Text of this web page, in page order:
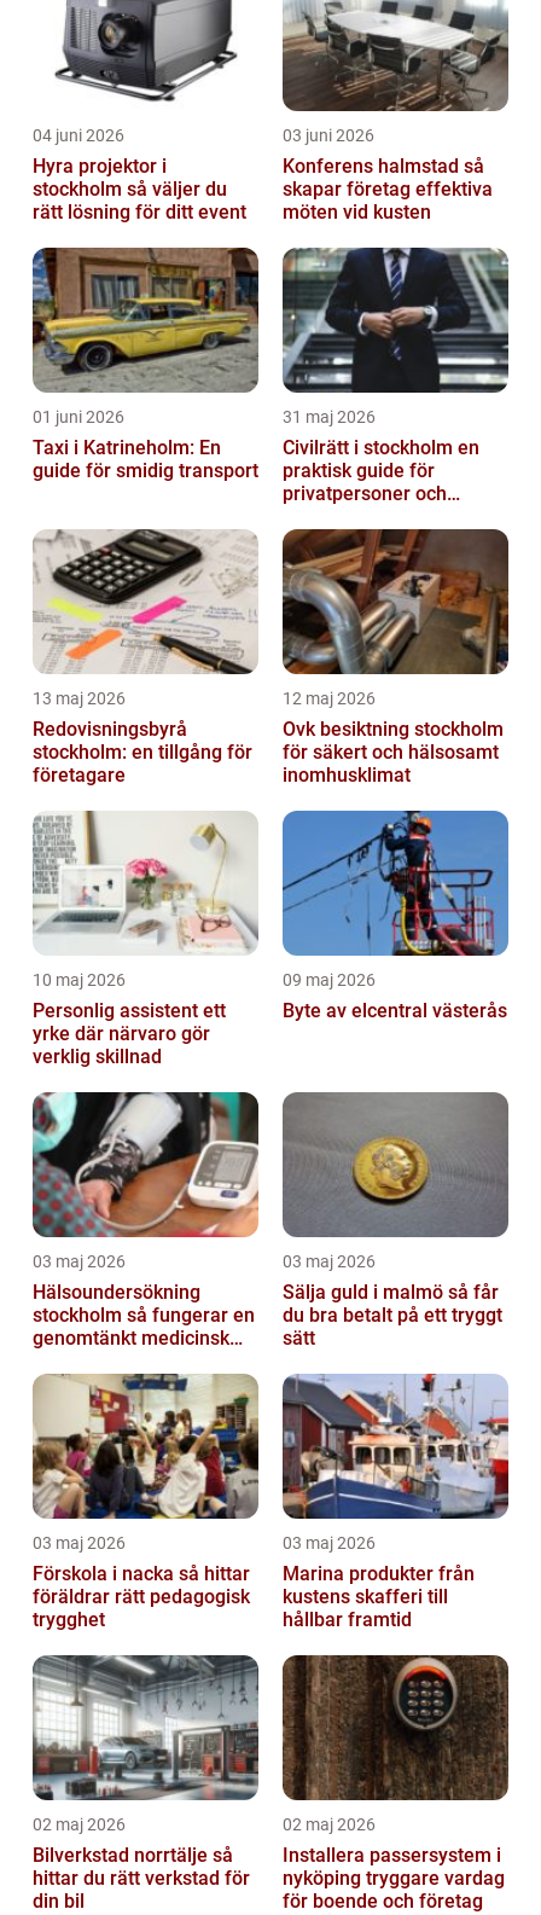
04 juni 2026
Hyra projektor i
stockholm så väljer du
rätt lösning för ditt event
03 juni 2026
Konferens halmstad så
skapar företag effektiva
möten vid kusten
01 juni 2026
Taxi i Katrineholm: En
guide för smidig transport
31 maj 2026
Civilrätt i stockholm en
praktisk guide för
privatpersoner och
13 maj 2026
Redovisningsbyrå
stockholm: en tillgång för
företagare
12 maj 2026
Ovk besiktning stockholm
för säkert och hälsosamt
inomhusklimat
10 maj 2026
Personlig assistent ett
yrke där närvaro gör
verklig skillnad
09 maj 2026
Byte av elcentral västerås
03 maj 2026
Hälsoundersökning
stockholm så fungerar en
genomtänkt medicinsk
03 maj 2026
Sälja guld i malmö så får
du bra betalt på ett tryggt
sätt
03 maj 2026
Förskola i nacka så hittar
föräldrar rätt pedagogisk
trygghet
03 maj 2026
Marina produkter från
kustens skafferi till
hållbar framtid
02 maj 2026
Bilverkstad norrtälje så
hittar du rätt verkstad för
din bil
02 maj 2026
Installera passersystem i
nyköping tryggare vardag
för boende och företag